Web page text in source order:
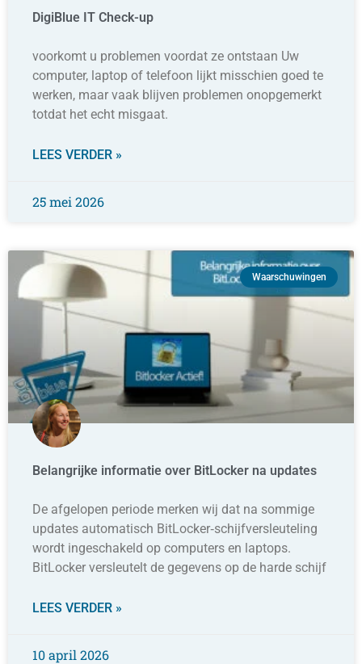
DigiBlue IT Check-up
voorkomt u problemen voordat ze ontstaan Uw
computer, laptop of telefoon lijkt misschien goed te
werken, maar vaak blijven problemen onopgemerkt
totdat het echt misgaat.
LEES VERDER »
25 mei 2026
Waarschuwingen
Belangrijke informatie over BitLocker na updates
De afgelopen periode merken wij dat na sommige
updates automatisch BitLocker‑schijfversleuteling
wordt ingeschakeld op computers en laptops.
BitLocker versleutelt de gegevens op de harde schijf
LEES VERDER »
10 april 2026